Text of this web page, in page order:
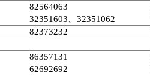
82564063
32351603 32351062
82373232
86357131
62692692